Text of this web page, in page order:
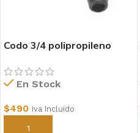
Codo 3/4 polipropileno
En Stock
$490 Iva Incluido
Añadir al carrito